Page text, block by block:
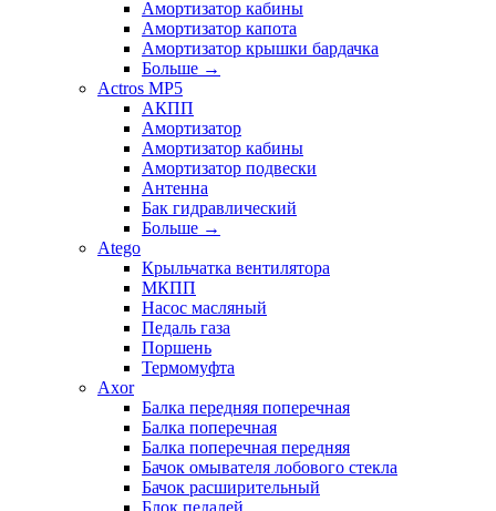
Амортизатор кабины
Амортизатор капота
Амортизатор крышки бардачка
Больше →
Actros MP5
АКПП
Амортизатор
Амортизатор кабины
Амортизатор подвески
Антенна
Бак гидравлический
Больше →
Atego
Крыльчатка вентилятора
МКПП
Насос масляный
Педаль газа
Поршень
Термомуфта
Axor
Балка передняя поперечная
Балка поперечная
Балка поперечная передняя
Бачок омывателя лобового стекла
Бачок расширительный
Блок педалей